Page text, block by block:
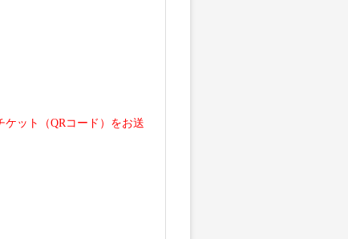
ケット（QRコード）をお送